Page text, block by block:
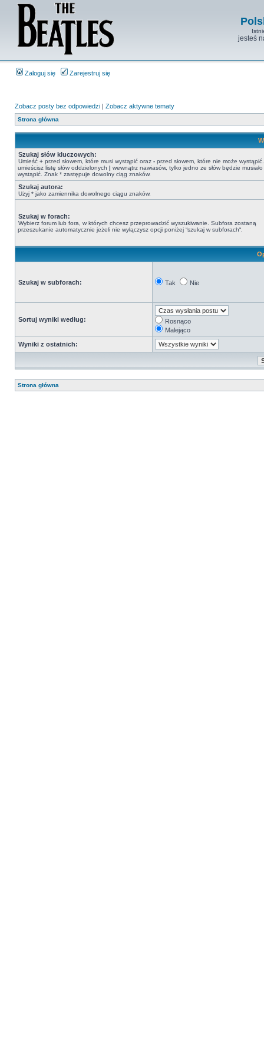
jesteś
Zaloguj się Zarejestruj się
Zobacz posty bez odpowiedzi | Zobacz aktywne tematy
Strona główna
Szukaj słów kluczowych:
Umieść + przed słowem, które musi wystąpić oraz - przed słowem, które nie może
umieścisz listę słów oddzielonych | wewnątrz nawiasów, tylko jedno ze słów będzie musiało
wystąpić. Znak * zastępuje dowolny ciąg znaków.
Szukaj autora:
Użyj * jako zamiennika dowolnego ciągu znaków.
Szukaj w forach:
Wybierz forum lub fora, w których chcesz przeprowadzić wyszukiwanie. Subfora zostaną
przeszukanie automatycznie jeżeli nie wyłączysz opcji poniżej “szukaj w subforach“.
Szukaj w subforach: Tak Nie
Sortuj wyniki według:
Rosnąco
Malejąco
Wyniki z ostatnich:
Strona główna